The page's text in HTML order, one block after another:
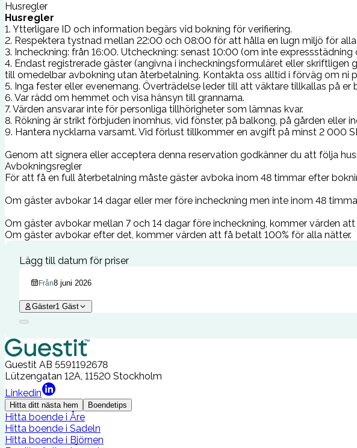
Husregler
Husregler
1. Ytterligare ID och information begärs vid bokning för verifiering.
2. Respektera tystnad mellan 22:00 och 08:00 för att hålla en lugn miljö för
3. Incheckning: från 16:00. Utcheckning: senast 10:00 (om inte
4. Endast registrerade gäster (angivna i incheckningsformuläret eller
till omedelbar avbokning utan återbetalning. Kontakta oss alltid i förväg om ni
5. Inga fester eller evenemang. Överträdelse leder till att väktare tillkallas på er
6. Var rädd om hemmet och visa hänsyn till grannarna.
7. Värden ansvarar inte för personliga tillhörigheter som lämnas kvar.
8. Rökning är strikt förbjuden inomhus, vid fönster, på balkong, på gården eller
9. Hantera nycklarna varsamt. Vid förlust tillkommer en avgift på minst 2 000
Genom att signera eller acceptera denna reservation godkänner du att följa
Avbokningsregler
För att få en full återbetalning måste gäster avboka inom 48 timmar efter
Om gäster avbokar 14 dagar eller mer före incheckning men inte inom 48
Om gäster avbokar mellan 7 och 14 dagar före incheckning, kommer värden
Om gäster avbokar efter det, kommer värden att få betalt 100% för alla nätter.
Lägg till datum för priser
Från8 juni 2026
Gäster1 Gäst
Guestit AB 5591192678
Lützengatan 12A, 11520 Stockholm
Linkedin
Hitta ditt nästa hem Boendetips
Hitta boende i Åre
Hitta boende i Sadeln
Hitta boende i Björnen